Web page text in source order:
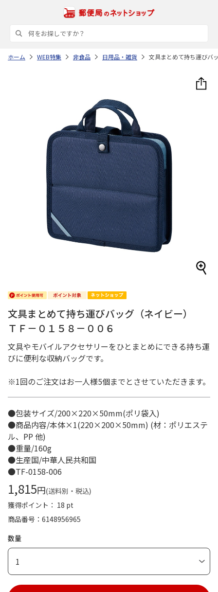
ホーム WEB特集 非食品 日用品・雑貨 文具まとめて持ち運びバ
文具まとめて持ち運びバッグ（ネイビー）
ＴＦ－０１５８－００６
文具やモバイルアクセサリーをひとまとめにできる持ち運
びに便利な収納バッグです。
※1回のご注文はお一人様5個までとさせていただきます。
●包装サイズ/200×220×50mm(ポリ袋入)
●商品内容/本体×1(220×200×50mm) (材：ポリエステ
ル、PP 他)
●重量/160g
●生産国/中華人民共和国
●TF-0158-006
1,815円(送料別・税込)
獲得ポイント： 18 pt
商品番号
6148956965
数量
1